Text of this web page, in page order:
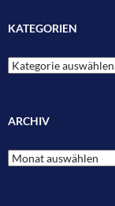
KATEGORIEN
Kategorien
ARCHIV
Archiv